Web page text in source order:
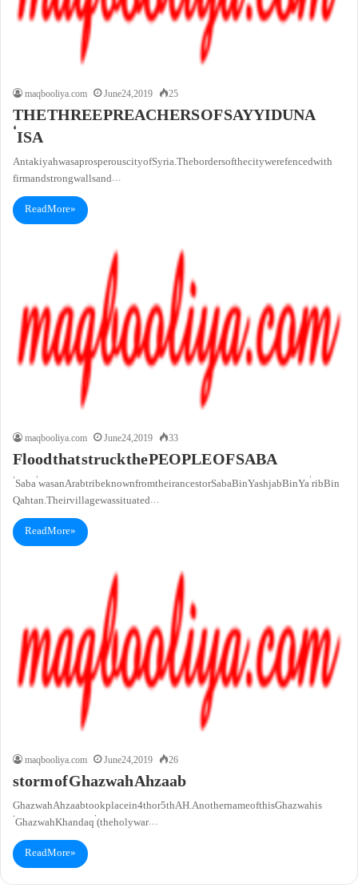
maqbooliya.com June 24, 2019 25
THE THREE PREACHERS OF SAYYIDUNA
‘ISA
Antakiyah was a prosperous city of Syria. The borders of the city were fenced with
firm and strong walls and…
Read More »
maqbooliya.com June 24, 2019 33
Flood that struck the PEOPLE OF SABA
‘Saba’ was an Arab tribe known from their ancestor Saba Bin Yashjab Bin Ya’rib Bin
Qahtan. Their village was situated…
Read More »
maqbooliya.com June 24, 2019 26
storm of Ghazwah Ahzaab
Ghazwah Ahzaab took place in 4th or 5th AH. Another name of this Ghazwah is
‘Ghazwah Khandaq’ (the holy war…
Read More »